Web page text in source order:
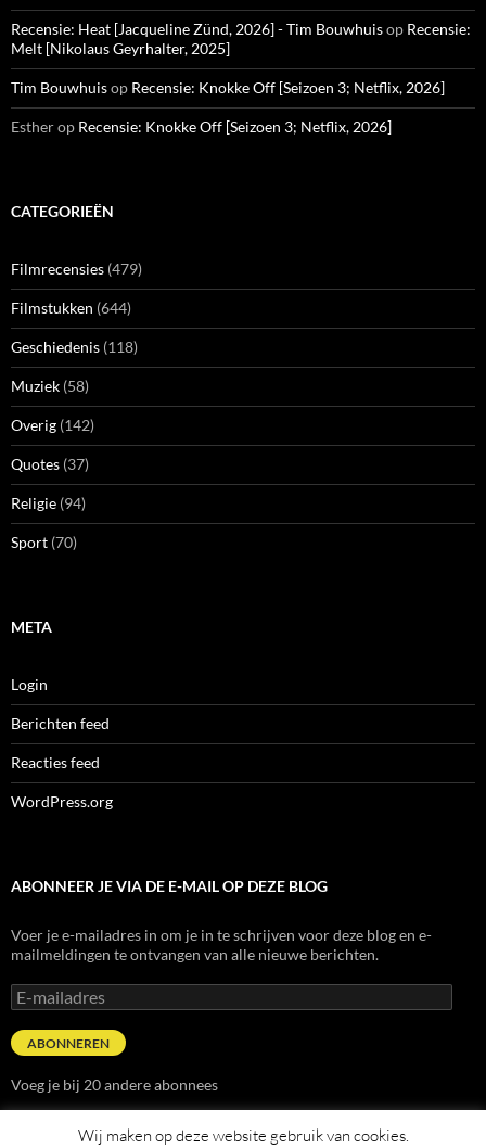
Recensie: Heat [Jacqueline Zünd, 2026] - Tim Bouwhuisop Recensie:
Melt [Nikolaus Geyrhalter, 2025]
Tim Bouwhuisop Recensie: Knokke Off [Seizoen 3; Netflix, 2026]
Estherop Recensie: Knokke Off [Seizoen 3; Netflix, 2026]
CATEGORIEËN
Filmrecensies (479)
Filmstukken (644)
Geschiedenis (118)
Muziek (58)
Overig (142)
Quotes (37)
Religie (94)
Sport (70)
META
Login
Berichten feed
Reacties feed
WordPress.org
ABONNEER JE VIA DE E-MAIL OP DEZE BLOG
Voer je e-mailadres in om je in te schrijven voor deze blog en e-
mailmeldingen te ontvangen van alle nieuwe berichten.
E-
mailadres
ABONNEREN
Voeg je bij 20 andere abonnees
Wij maken op deze website gebruik van cookies.